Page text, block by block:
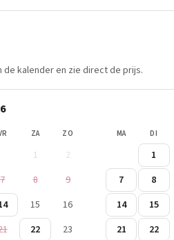
kalender en zie direct de prijs.
ZA ZO
1
2
7 8
9
15
16
22
23
MA DI
1
7
8
14
15
21
22